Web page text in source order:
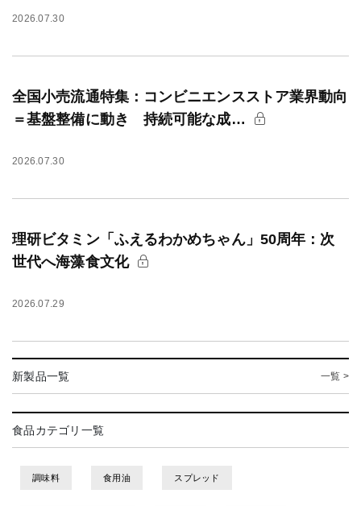
2026.07.30
全国小売流通特集：コンビニエンスストア業界動向
＝基盤整備に動き 持続可能な成…
2026.07.30
理研ビタミン「ふえるわかめちゃん」50周年：次
世代へ海藻食文化
2026.07.29
新製品一覧 一覧 >
食品カテゴリ一覧
調味料 食用油 スプレッド